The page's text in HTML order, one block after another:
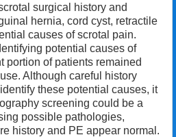
surgical history and
hernia, cord cyst, retractile
causes of scrotal pain.
potential causes of
portion of patients remained
Although careful history
these potential causes, it
screening could be a
possible pathologies,
history and PE appear normal.